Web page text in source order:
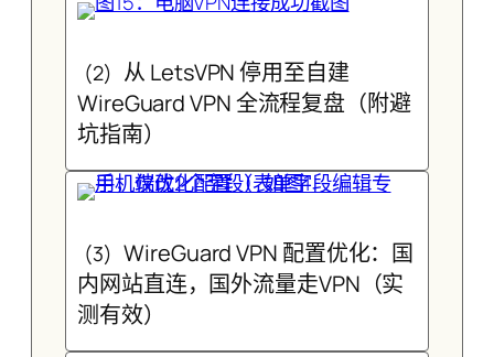
(2) 从 LetsVPN 停用至自建
WireGuard VPN 全流程复盘（附避
坑指南）
(3) WireGuard VPN 配置优化：国
内网站直连，国外流量走VPN（实
测有效）